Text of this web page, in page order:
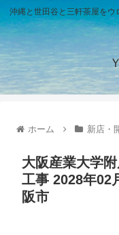
沖縄と世田谷と三軒茶屋を
ホーム 新店・
大阪産業大学
工事 2028年02
阪市